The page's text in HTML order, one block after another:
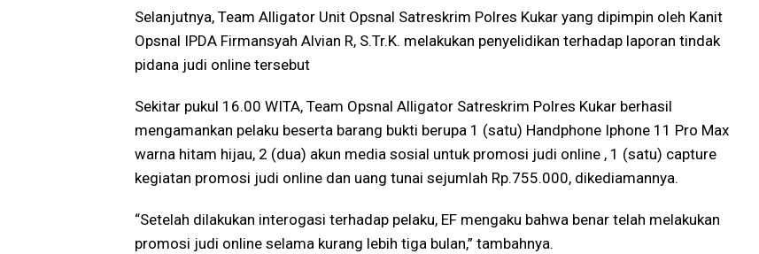
Selanjutnya, Team Alligator Unit Opsnal Satreskrim Polres Kukar yang dipimpin oleh Kanit
Opsnal IPDA Firmansyah Alvian R, S.Tr.K. melakukan penyelidikan terhadap laporan tindak
pidana judi online tersebut
Sekitar pukul 16.00 WITA, Team Opsnal Alligator Satreskrim Polres Kukar berhasil
mengamankan pelaku beserta barang bukti berupa 1 (satu) Handphone Iphone 11 Pro Max
warna hitam hijau, 2 (dua) akun media sosial untuk promosi judi online , 1 (satu) capture
kegiatan promosi judi online dan uang tunai sejumlah Rp.755.000, dikediamannya.
“Setelah dilakukan interogasi terhadap pelaku, EF mengaku bahwa benar telah melakukan
promosi judi online selama kurang lebih tiga bulan,” tambahnya.